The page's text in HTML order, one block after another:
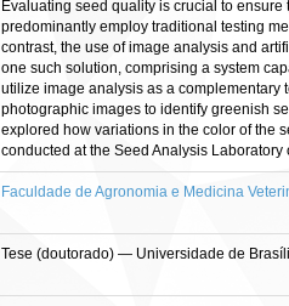
Evaluating seed quality is crucial to
predominantly employ traditional testing
contrast, the use of image analysis and
one such solution, comprising a system
utilize image analysis as a complementary
photographic images to identify greenish
explored how variations in the color of the
conducted at the Seed Analysis
Faculdade de Agronomia e Medicina
Tese (doutorado) — Universidade de